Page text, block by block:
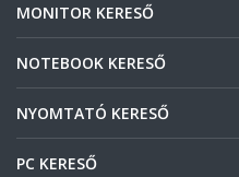
MONITOR KERESŐ
NOTEBOOK KERESŐ
NYOMTATÓ KERESŐ
PC KERESŐ